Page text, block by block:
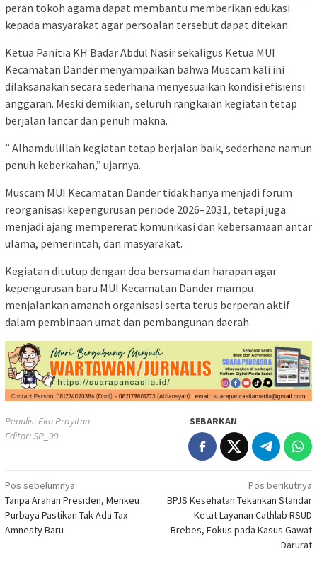
peran tokoh agama dapat membantu memberikan edukasi
kepada masyarakat agar persoalan tersebut dapat ditekan.
Ketua Panitia KH Badar Abdul Nasir sekaligus Ketua MUI
Kecamatan Dander menyampaikan bahwa Muscam kali ini
dilaksanakan secara sederhana menyesuaikan kondisi efisiensi
anggaran. Meski demikian, seluruh rangkaian kegiatan tetap
berjalan lancar dan penuh makna.
” Alhamdulillah kegiatan tetap berjalan baik, sederhana namun
penuh keberkahan,” ujarnya.
Muscam MUI Kecamatan Dander tidak hanya menjadi forum
reorganisasi kepengurusan periode 2026–2031, tetapi juga
menjadi ajang mempererat komunikasi dan kebersamaan antar
ulama, pemerintah, dan masyarakat.
Kegiatan ditutup dengan doa bersama dan harapan agar
kepengurusan baru MUI Kecamatan Dander mampu
menjalankan amanah organisasi serta terus berperan aktif
dalam pembinaan umat dan pembangunan daerah.
Penulis: Eko Prayitno
Editor: SP_99
SEBARKAN
Navigasi
pos
Pos sebelumnya
Tanpa Arahan Presiden, Menkeu
Purbaya Pastikan Tak Ada Tax
Amnesty Baru
Pos berikutnya
BPJS Kesehatan Tekankan Standar
Ketat Layanan Cathlab RSUD
Brebes, Fokus pada Kasus Gawat
Darurat